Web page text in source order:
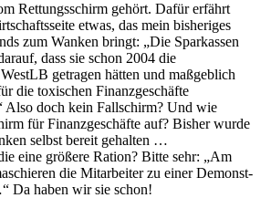
Rettungsschirm gehört. Dafür erfährt
etwas, das mein bisheriges
zum Wanken bringt: „Die Sparkassen
dass sie schon 2004 die
getragen hätten und maßgeblich
die toxischen Finanzgeschäfte
Also doch kein Fallschirm? Und wie
für Finanzgeschäfte auf? Bisher wurde
selbst bereit gehalten …
eine größere Ration? Bitte sehr: „Am
die Mitarbeiter zu einer Demonst-
Da haben wir sie schon!